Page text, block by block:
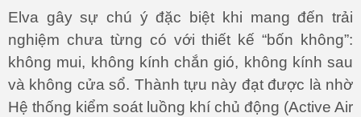
Elva gây sự chú ý đặc biệt khi mang đến trải
nghiệm chưa từng có với thiết kế “bốn không”:
không mui, không kính chắn gió, không kính sau
và không cửa sổ. Thành tựu này đạt được là nhờ
Hệ thống kiểm soát luồng khí chủ động (Active Air